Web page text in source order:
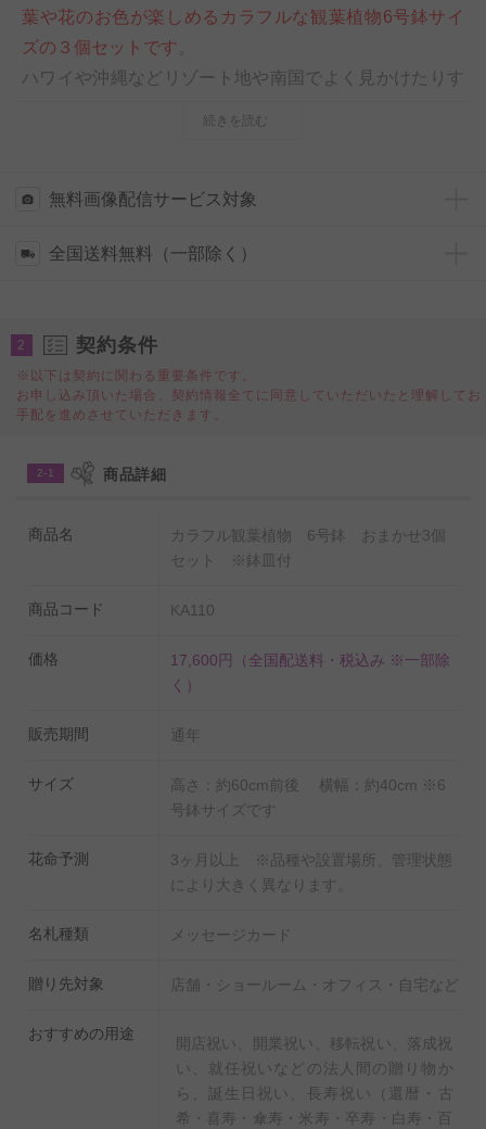
葉や花のお色が楽しめるカラフルな観葉植物6号鉢サイ
ズの３個セットです
ハワイや沖縄などリゾート地や南国でよく見かけたりす
る高級観葉植物「グズマニア」などをセットでお届けい
の観葉植物の複数セットはおすすめです。
◆水やりチェッカーを無料でプレゼント！
不安の声にお応えし、
を同封しております。
使い方は鉢に挿すだけ。お届け先様にお手間はお掛けい
◆置くだけ簡単！肥料を無料でプレゼント！
生産農家でも使われているIB化成肥料をお付けいたしま
ございません。
続きを読む
無料画像配信サービス対象
全国送料無料（一部除く）
2 契約条件
※以下は契約に関わる重要条件です。
お申し込み頂いた場合、契約情報全てに同意していただいたと理解してお
手配を進めさせていただきます。
2-1 商品詳細
商品名
カラフル観葉植物 6号鉢 おまかせ3個
セット ※鉢皿付
商品コード KA110
価格 17,600円
（全国配送料・税込み ※一部除
く）
販売期間 通年
サイズ
高さ：約60cm前後 横幅：約40cm ※6
号鉢サイズです
花命予測
3ヶ月以上 ※品種や設置場所、管理状態
により大きく異なります。
名札種類 メッセージカード
贈り先対象 店舗・ショールーム・オフィス・自宅など
おすすめの用途
開店祝い、開業祝い、移転祝い、落成祝
い、就任祝いなどの法人間の贈り物か
ら、誕生日祝い、長寿祝い（還暦・古
希・喜寿・傘寿・米寿・卒寿・白寿・百